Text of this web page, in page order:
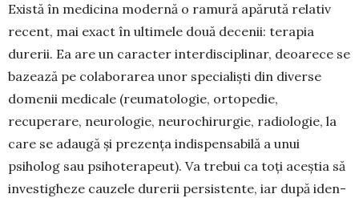
Există în medicina modernă o ramură apărută relativ
recent, mai exact în ultimele două decenii: terapia
durerii. Ea are un caracter interdisci­pli­nar, deoarece se
bazează pe colaborarea unor specia­liști din diverse
domenii medicale (reu­matologie, ortopedie,
recuperare, neu­rologie, neu­rochirur­gie, radiologie, la
care se adaugă și prezența indis­pen­sabilă a unui
psiholog sau psihoterapeut). Va tre­bui ca toți aceștia să
in­vesti­gheze cauzele durerii persistente, iar după iden­